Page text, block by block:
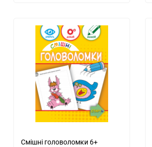
Смішні головоломки 6+